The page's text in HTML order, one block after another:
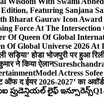
Featuring Sanjana
Bharat Gaurav Icon
Force At The
Of Queen Of Global
Of Global Universe 2026
सड़िया’ होडा भोजपुरी पर हुआ
ने किया ऐलान
Model Actress
ऑफ द ईयर 2026-2027’ का
ప్రుడెన్షియల్ లైఫ్ ఇన్సూరెన్స్